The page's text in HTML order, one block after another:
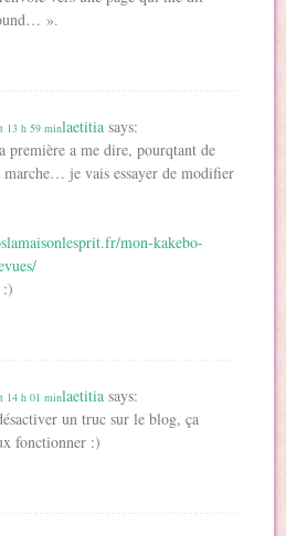
».
laetitia says:
13 h 59 min
première a me dire, pourqtant de
marche… je vais essayer de modifier
mon-kakebo-
:)
laetitia says:
14 h 01 min
un truc sur le blog, ça
fonctionner :)